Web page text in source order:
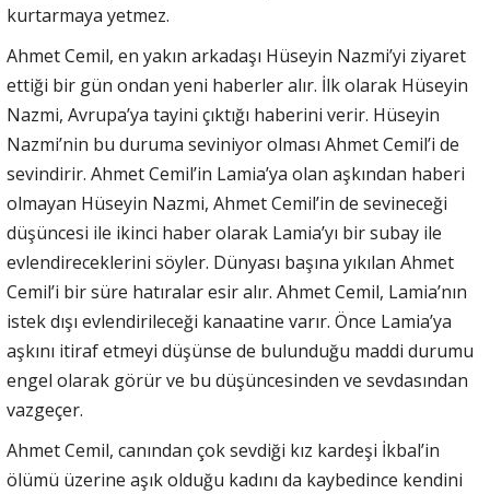
kurtarmaya yetmez.
Ahmet Cemil, en yakın arkadaşı Hüseyin Nazmi’yi ziyaret
ettiği bir gün ondan yeni haberler alır. İlk olarak Hüseyin
Nazmi, Avrupa’ya tayini çıktığı haberini verir. Hüseyin
Nazmi’nin bu duruma seviniyor olması Ahmet Cemil’i de
sevindirir. Ahmet Cemil’in Lamia’ya olan aşkından haberi
olmayan Hüseyin Nazmi, Ahmet Cemil’in de sevineceği
düşüncesi ile ikinci haber olarak Lamia’yı bir subay ile
evlendireceklerini söyler. Dünyası başına yıkılan Ahmet
Cemil’i bir süre hatıralar esir alır. Ahmet Cemil, Lamia’nın
istek dışı evlendirileceği kanaatine varır. Önce Lamia’ya
aşkını itiraf etmeyi düşünse de bulunduğu maddi durumu
engel olarak görür ve bu düşüncesinden ve sevdasından
vazgeçer.
Ahmet Cemil, canından çok sevdiği kız kardeşi İkbal’in
ölümü üzerine aşık olduğu kadını da kaybedince kendini